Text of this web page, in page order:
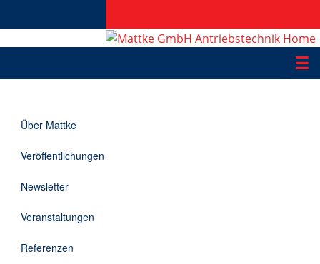
☰
Applikationen
Informationen
Downloads
Kontakt
Über Mattke
Veröffentlichungen
Newsletter
Veranstaltungen
Referenzen